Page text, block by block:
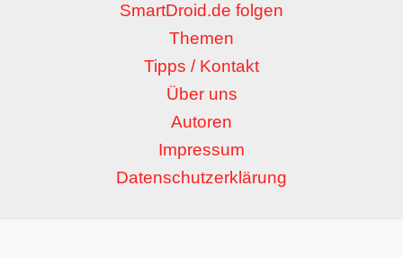
SmartDroid.de folgen
Themen
Tipps / Kontakt
Über uns
Autoren
Impressum
Datenschutzerklärung